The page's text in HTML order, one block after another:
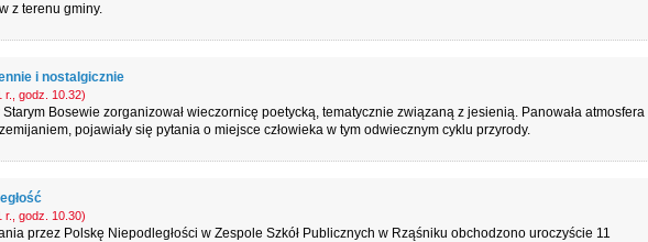
z terenu gminy.
i nostalgicznie
r., godz. 10.32)
Starym Bosewie zorganizował wieczornicę poetycką, tematycznie związaną z jesienią. Panowała atmosfera
pojawiały się pytania o miejsce człowieka w tym odwiecznym cyklu przyrody.
r., godz. 10.30)
przez Polskę Niepodległości w Zespole Szkół Publicznych w Rząśniku obchodzono uroczyście 11